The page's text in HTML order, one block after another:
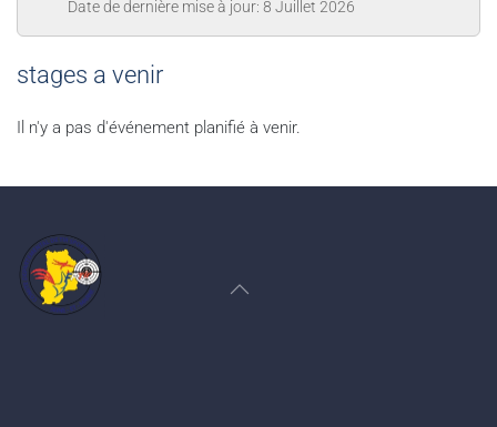
Date de dernière mise à jour: 8 Juillet 2026
stages a venir
Il n'y a pas d'événement planifié à venir.